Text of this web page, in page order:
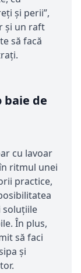
și perii”,
și un raft
să facă
de
cu lavoar
ritmul unei
practice,
soluțiile
În plus,
să faci
și